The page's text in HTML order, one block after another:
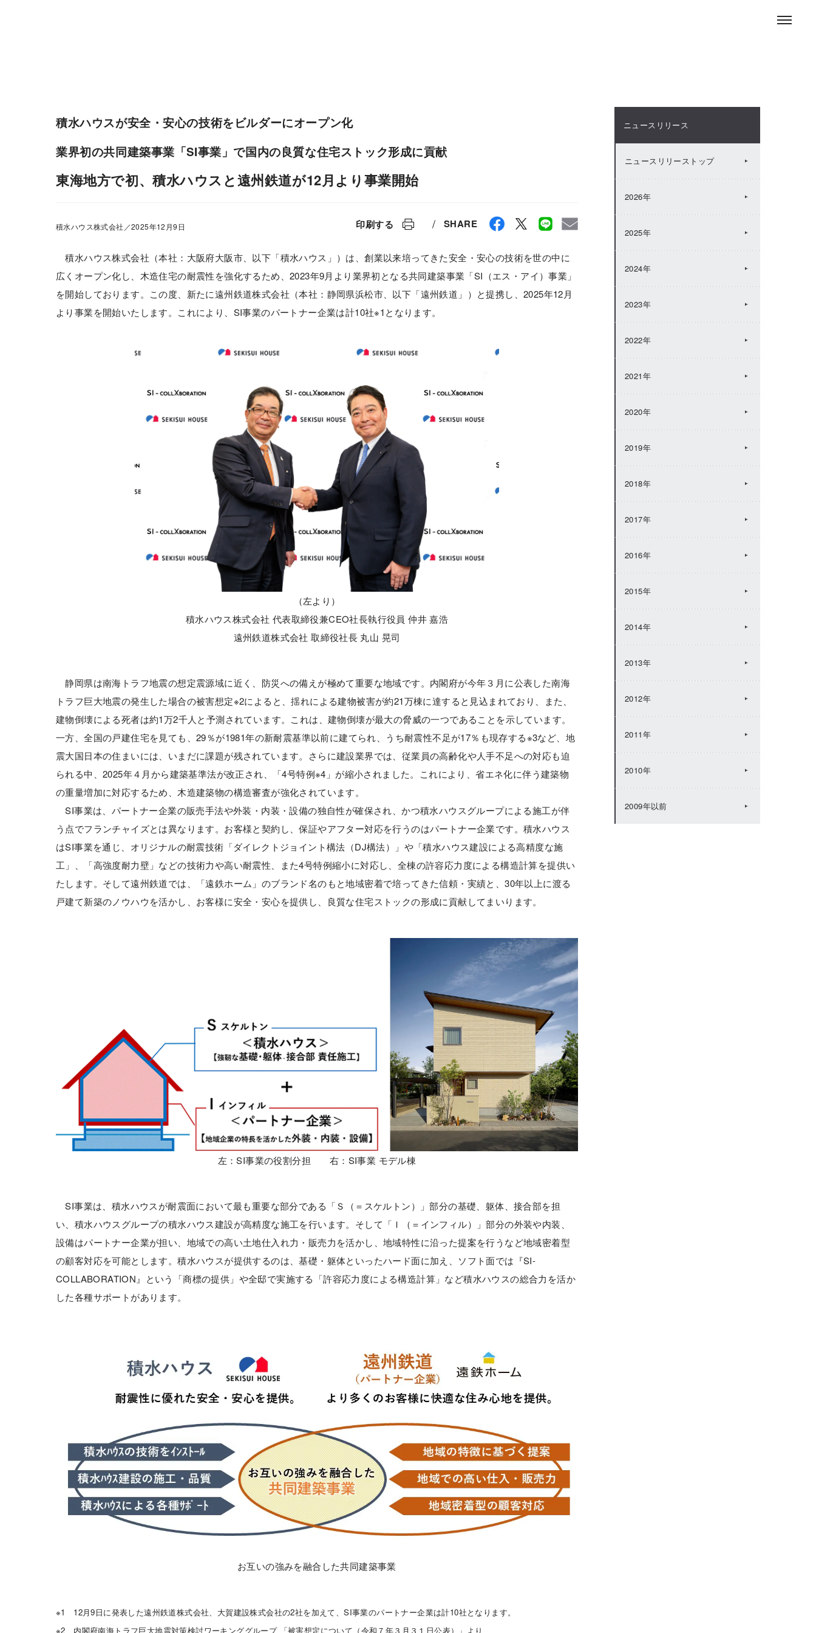
積水ハウスが安全・安心の技術をビルダーにオープン化
業界初の共同建築事業「SI事業」で国内の良質な住宅ストック形成に貢献
東海地方で初、積水ハウスと遠州鉄道が12月より事業開始
積水ハウス株式会社／2025年12月9日 印刷する SHARE
積水ハウス株式会社（本社：大阪府大阪市、以下「積水ハウス」）は、創業以来培ってきた安全・安心の技術を世の中に
広くオープン化し、木造住宅の耐震性を強化するため、2023年9月より業界初となる共同建築事業「SI（エス・アイ）事業」
を開始しております。この度、新たに遠州鉄道株式会社（本社：静岡県浜松市、以下「遠州鉄道」）と提携し、2025年12月
より事業を開始いたします。これにより、SI事業のパートナー企業は計10社※1となります。
（左より）
積水ハウス株式会社 代表取締役兼CEO社長執行役員 仲井 嘉浩
遠州鉄道株式会社 取締役社長 丸山 晃司
静岡県は南海トラフ地震の想定震源域に近く、防災への備えが極めて重要な地域です。内閣府が今年３月に公表した南海
トラフ巨大地震の発生した場合の被害想定※2によると、揺れによる建物被害が約21万棟に達すると見込まれており、また、
建物倒壊による死者は約1万2千人と予測されています。これは、建物倒壊が最大の脅威の一つであることを示しています。
一方、全国の戸建住宅を見ても、29％が1981年の新耐震基準以前に建てられ、うち耐震性不足が17％も現存する※3など、地
震大国日本の住まいには、いまだに課題が残されています。さらに建設業界では、従業員の高齢化や人手不足への対応も迫
られる中、2025年４月から建築基準法が改正され、「4号特例※4」が縮小されました。これにより、省エネ化に伴う建築物
の重量増加に対応するため、木造建築物の構造審査が強化されています。
SI事業は、パートナー企業の販売手法や外装・内装・設備の独自性が確保され、かつ積水ハウスグループによる施工が伴
う点でフランチャイズとは異なります。お客様と契約し、保証やアフター対応を行うのはパートナー企業です。積水ハウス
はSI事業を通じ、オリジナルの耐震技術「ダイレクトジョイント構法（DJ構法）」や「積水ハウス建設による高精度な施
工」、「高強度耐力壁」などの技術力や高い耐震性、また4号特例縮小に対応し、全棟の許容応力度による構造計算を提供い
たします。そして遠州鉄道では、「遠鉄ホーム」のブランド名のもと地域密着で培ってきた信頼・実績と、30年以上に渡る
戸建て新築のノウハウを活かし、お客様に安全・安心を提供し、良質な住宅ストックの形成に貢献してまいります。
左：SI事業の役割分担 右：SI事業 モデル棟
SI事業は、積水ハウスが耐震面において最も重要な部分である「Ｓ（＝スケルトン）」部分の基礎、躯体、接合部を担
い、積水ハウスグループの積水ハウス建設が高精度な施工を行います。そして「Ｉ（＝インフィル）」部分の外装や内装、
設備はパートナー企業が担い、地域での高い土地仕入れ力・販売力を活かし、地域特性に沿った提案を行うなど地域密着型
の顧客対応を可能とします。積水ハウスが提供するのは、基礎・躯体といったハード面に加え、ソフト面では『SI-
COLLABORATION』という「商標の提供」や全邸で実施する「許容応力度による構造計算」など積水ハウスの総合力を活か
した各種サポートがあります。
お互いの強みを融合した共同建築事業
※1 12月9日に発表した遠州鉄道株式会社、大賀建設株式会社の2社を加えて、SI事業のパートナー企業は計10社となります。
※2 内閣府南海トラフ巨大地震対策検討ワーキンググループ 「被害想定について（令和７年３月３１日公表）」より
ニュースリリース
ニュースリリーストップ
2026年
2025年
2024年
2023年
2022年
2021年
2020年
2019年
2018年
2017年
2016年
2015年
2014年
2013年
2012年
2011年
2010年
2009年以前